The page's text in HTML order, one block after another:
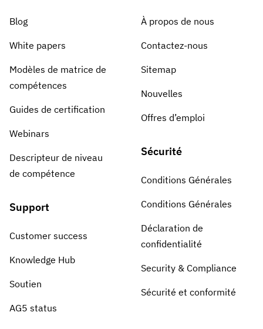
Blog
White papers
Modèles de matrice de
compétences
Guides de certification
Webinars
Descripteur de niveau
de compétence
Support
Customer success
Knowledge Hub
Soutien
AG5 status
À propos de nous
Contactez-nous
Sitemap
Nouvelles
Offres d’emploi
Sécurité
Conditions Générales
Conditions Générales
Déclaration de
confidentialité
Security & Compliance
Sécurité et conformité